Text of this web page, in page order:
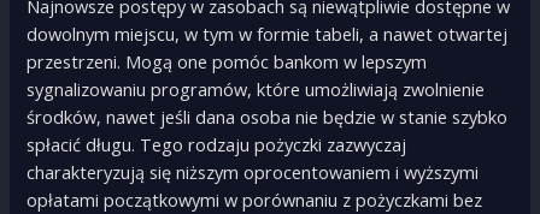
Najnowsze postępy w zasobach są niewątpliwie dostępne w
dowolnym miejscu, w tym w formie tabeli, a nawet otwartej
przestrzeni. Mogą one pomóc bankom w lepszym
sygnalizowaniu programów, które umożliwiają zwolnienie
środków, nawet jeśli dana osoba nie będzie w stanie szybko
spłacić długu. Tego rodzaju pożyczki zazwyczaj
charakteryzują się niższym oprocentowaniem i wyższymi
opłatami początkowymi w porównaniu z pożyczkami bez